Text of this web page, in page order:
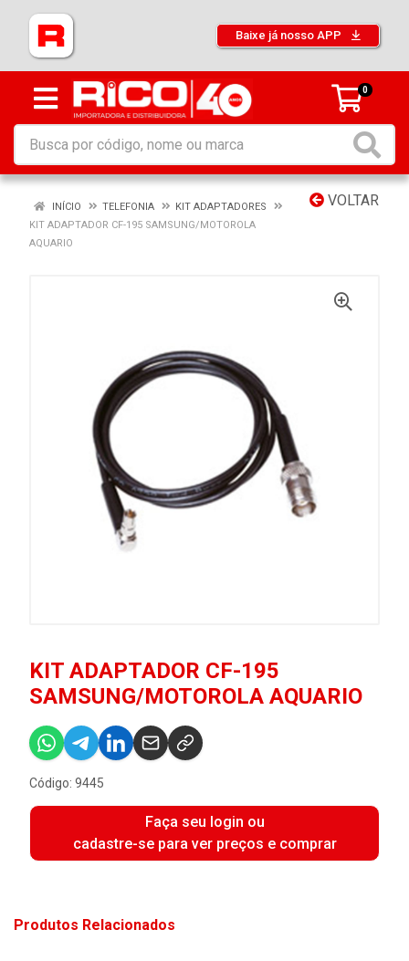
Baixe já nosso APP
0
VOLTAR
INÍCIO TELEFONIA
KIT ADAPTADORES
KIT ADAPTADOR CF-195 SAMSUNG/MOTOROLA
AQUARIO
KIT ADAPTADOR CF-195
SAMSUNG/MOTOROLA AQUARIO
Código: 9445
Faça seu login ou
cadastre-se para ver preços e comprar
Produtos Relacionados